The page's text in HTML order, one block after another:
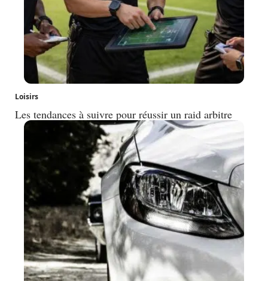
Loisirs
Les tendances à suivre pour réussir un raid arbitre